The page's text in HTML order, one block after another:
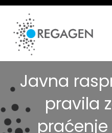
Skip
content
Javna
pravila